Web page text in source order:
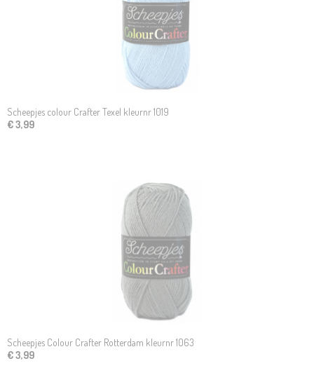
Scheepjes colour Crafter Texel kleurnr 1019
€ 3,99
Scheepjes Colour Crafter Rotterdam kleurnr 1063
€ 3,99